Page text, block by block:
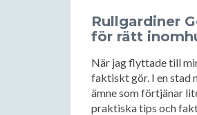
Rullgardiner
för rätt
När jag flyttade till
faktiskt gör. I en stad
ämne som förtjänar
praktiska tips och